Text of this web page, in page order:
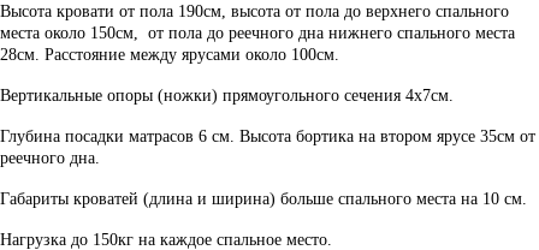
Высота кровати от пола 190см, высота от пола до верхнего спального
места около 150см, от пола до реечного дна нижнего спального места
28см. Расстояние между ярусами около 100см.
Вертикальные опоры (ножки) прямоугольного сечения 4х7см.
Глубина посадки матрасов 6 см. Высота бортика на втором ярусе 35см от
реечного дна.
Габариты кроватей (длина и ширина) больше спального места на 10 см.
Нагрузка до 150кг на каждое спальное место.